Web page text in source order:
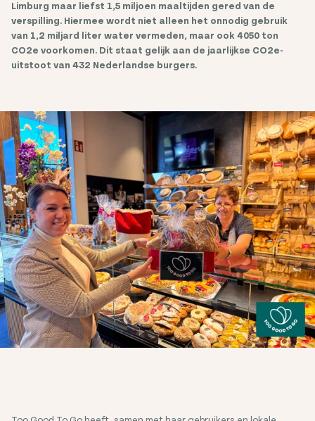
Limburg maar liefst 1,5 miljoen maaltijden gered van de
verspilling. Hiermee wordt niet alleen het onnodig gebruik
van 1,2 miljard liter water vermeden, maar ook 4050 ton
CO2e voorkomen. Dit staat gelijk aan de jaarlijkse CO2e-
uitstoot van 432 Nederlandse burgers.